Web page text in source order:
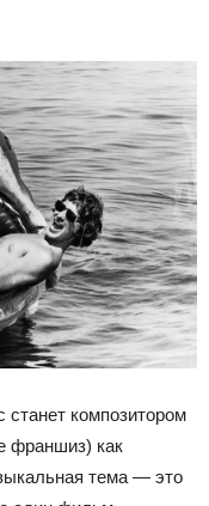
композитором
франшиз) как
тема — это